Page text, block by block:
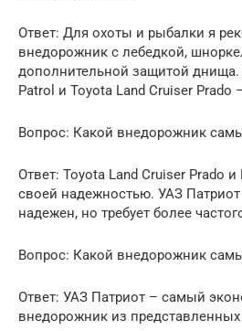
Ответ: Для охоты и рыбалки я
внедорожник с лебедкой,
дополнительной защитой
Patrol и Toyota Land Cruiser
Вопрос: Какой внедорожник
Ответ: Toyota Land Cruiser Prado
своей надежностью. УАЗ Патриот
надежен, но требует более
Вопрос: Какой внедорожник
Ответ: УАЗ Патриот – самый
внедорожник из